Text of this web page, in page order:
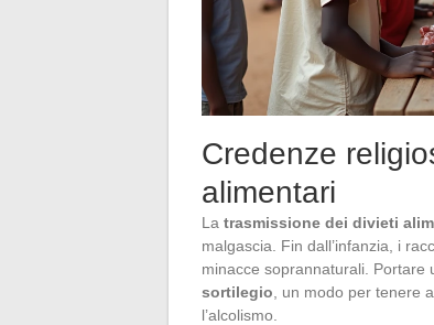
Credenze
alimentari
La trasmissione dei divieti
malgascia. Fin dall’infanzia, i
minacce soprannaturali. Portare
sortilegio , un modo per tenere
l’alcolismo.